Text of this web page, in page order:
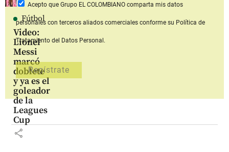
Fútbol
Video:
Lionel
Messi
marcó
doblete
y ya es el
goleador
de la
Leagues
Cup
share
Acepto que Grupo EL COLOMBIANOcomparta mis datos
personales con terceros aliados comerciales conforme su Política de
Tratamiento del Datos Personal.